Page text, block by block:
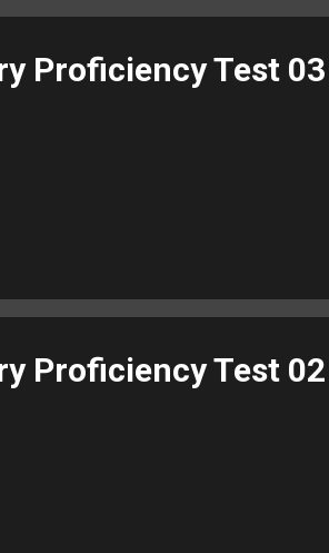
Proficiency Test 03
Proficiency Test 02